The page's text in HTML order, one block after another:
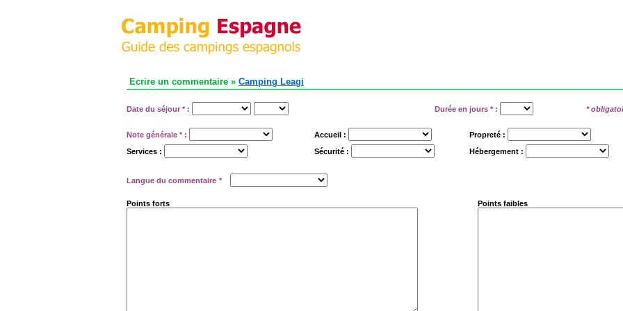
Ecrire un commentaire » Camping Leagi
Date du séjour * : Durée en jours * : *
Note générale * : Accueil : Propreté :
Services :
Sécurité : Hébergement :
Langue du commentaire *
Points forts Points faibles